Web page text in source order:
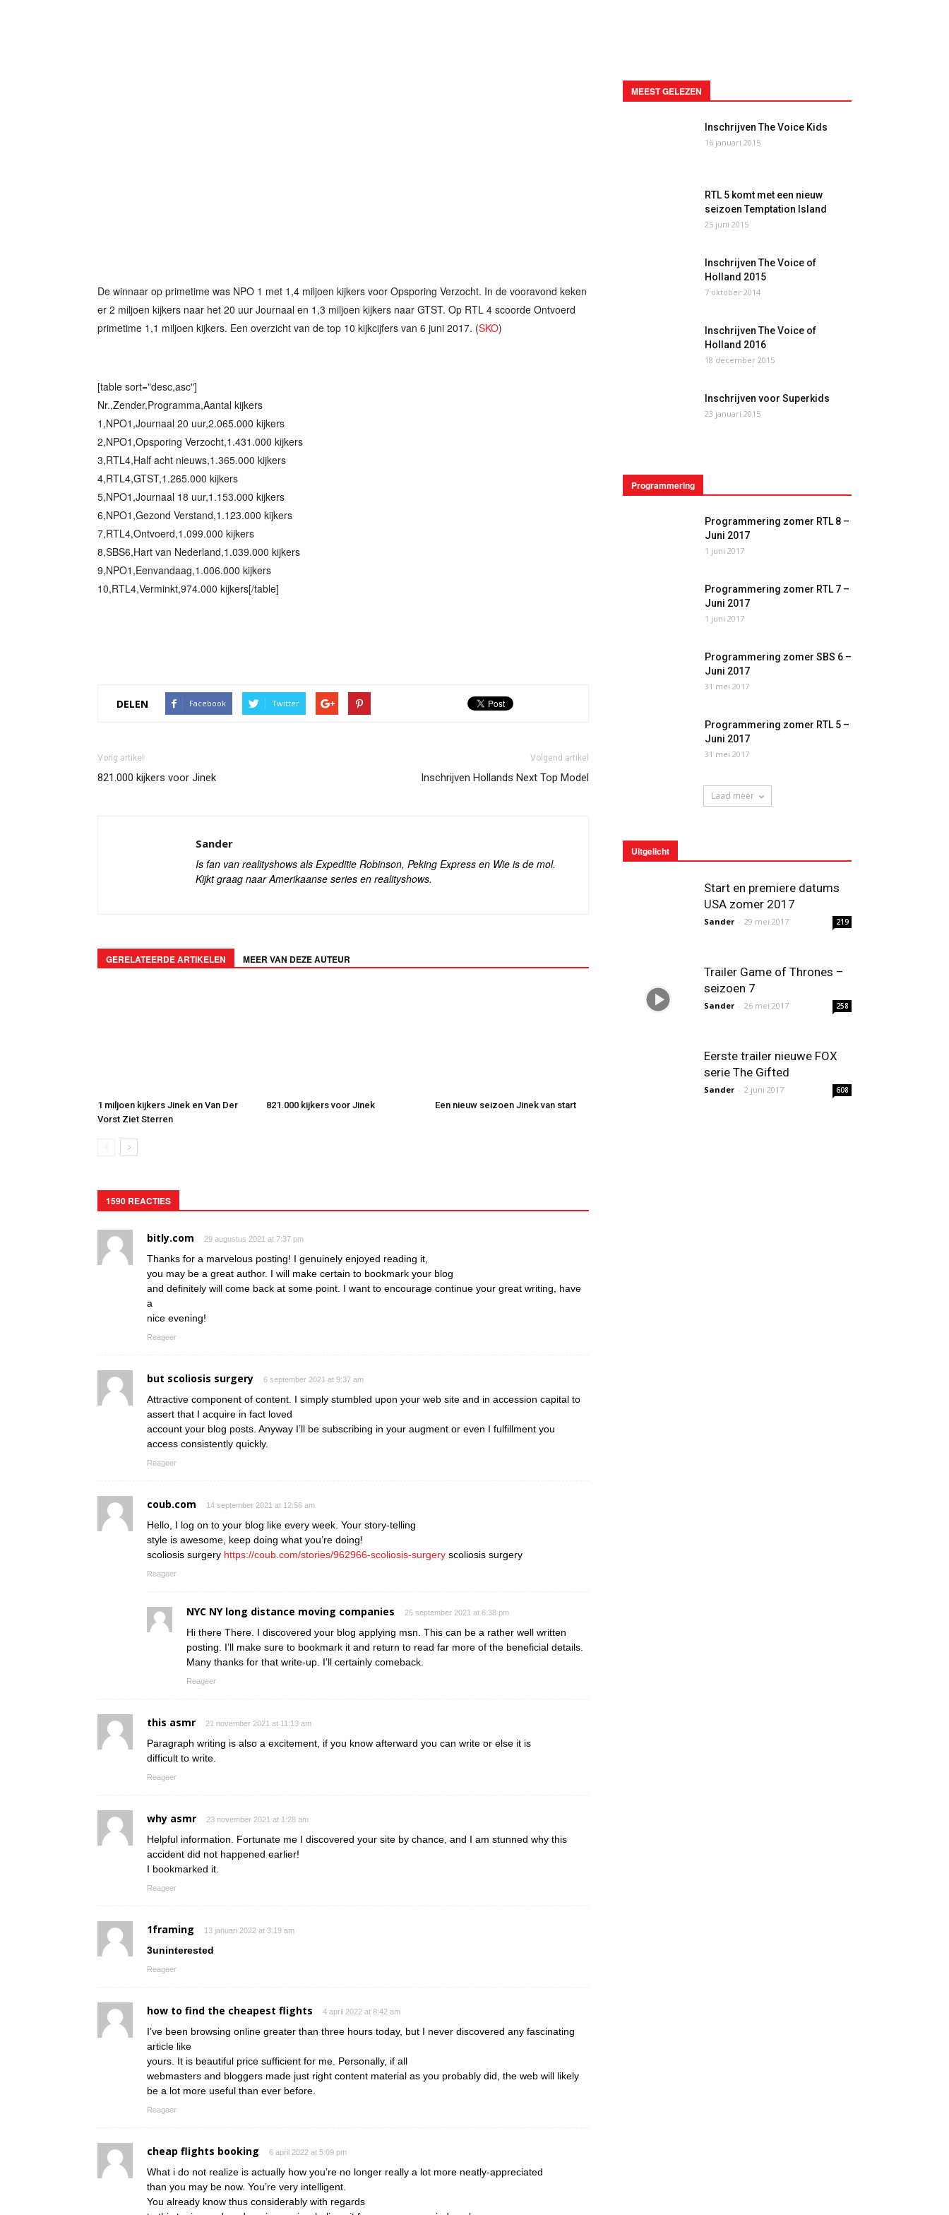
De winnaar op primetime was NPO 1 met 1,4 miljoen kijkers voor Opsporing Verzocht. In de vooravond keken
er 2 miljoen kijkers naar het 20 uur Journaal en 1,3 miljoen kijkers naar GTST. Op RTL 4 scoorde Ontvoerd
primetime 1,1 miljoen kijkers. Een overzicht van de top 10 kijkcijfers van 6 juni 2017. (SKO)
[table sort="desc,asc"]
Nr.,Zender,Programma,Aantal kijkers
1,NPO1,Journaal 20 uur,2.065.000 kijkers
2,NPO1,Opsporing Verzocht,1.431.000 kijkers
3,RTL4,Half acht nieuws,1.365.000 kijkers
4,RTL4,GTST,1.265.000 kijkers
5,NPO1,Journaal 18 uur,1.153.000 kijkers
6,NPO1,Gezond Verstand,1.123.000 kijkers
7,RTL4,Ontvoerd,1.099.000 kijkers
8,SBS6,Hart van Nederland,1.039.000 kijkers
9,NPO1,Eenvandaag,1.006.000 kijkers
10,RTL4,Verminkt,974.000 kijkers[/table]
DELEN Facebook Twitter
Vorig artikel
821.000 kijkers voor Jinek
Volgend artikel
Inschrijven Hollands Next Top Model
Sander
Is fan van realityshows als Expeditie Robinson, Peking Express en Wie is de mol.
Kijkt graag naar Amerikaanse series en realityshows.
GERELATEERDE ARTIKELEN MEER VAN DEZE AUTEUR
1 miljoen kijkers Jinek en Van Der
Vorst Ziet Sterren
821.000 kijkers voor Jinek Een nieuw seizoen Jinek van start
1590 REACTIES
bitly.com 29 augustus 2021 at 7:37 pm
Thanks for a marvelous posting! I genuinely enjoyed reading it,
you may be a great author. I will make certain to bookmark your blog
and definitely will come back at some point. I want to encourage continue your great writing, have
a
nice evening!
Reageer
but scoliosis surgery 6 september 2021 at 9:37 am
Attractive component of content. I simply stumbled upon your web site and in accession capital to
assert that I acquire in fact loved
account your blog posts. Anyway I’ll be subscribing in your augment or even I fulfillment you
access consistently quickly.
Reageer
coub.com 14 september 2021 at 12:56 am
Hello, I log on to your blog like every week. Your story-telling
style is awesome, keep doing what you’re doing!
scoliosis surgery https://coub.com/stories/962966-scoliosis-surgery scoliosis surgery
Reageer
NYC NY long distance moving companies 25 september 2021 at 6:38 pm
Hi there There. I discovered your blog applying msn. This can be a rather well written
posting. I’ll make sure to bookmark it and return to read far more of the beneficial details.
Many thanks for that write-up. I’ll certainly comeback.
Reageer
this asmr 21 november 2021 at 11:13 am
Paragraph writing is also a excitement, if you know afterward you can write or else it is
difficult to write.
Reageer
why asmr 23 november 2021 at 1:28 am
Helpful information. Fortunate me I discovered your site by chance, and I am stunned why this
accident did not happened earlier!
I bookmarked it.
Reageer
1framing 13 januari 2022 at 3:19 am
3uninterested
Reageer
how to find the cheapest flights 4 april 2022 at 8:42 am
I’ve been browsing online greater than three hours today, but I never discovered any fascinating
article like
yours. It is beautiful price sufficient for me. Personally, if all
webmasters and bloggers made just right content material as you probably did, the web will likely
be a lot more useful than ever before.
Reageer
cheap flights booking 6 april 2022 at 5:09 pm
What i do not realize is actually how you’re no longer really a lot more neatly-appreciated
than you may be now. You’re very intelligent.
You already know thus considerably with regards
MEEST GELEZEN
Inschrijven The Voice Kids
16 januari 2015
RTL 5 komt met een nieuw
seizoen Temptation Island
25 juni 2015
Inschrijven The Voice of
Holland 2015
7 oktober 2014
Inschrijven The Voice of
Holland 2016
18 december 2015
Inschrijven voor Superkids
23 januari 2015
Programmering
Programmering zomer RTL 8 –
Juni 2017
1 juni 2017
Programmering zomer RTL 7 –
Juni 2017
1 juni 2017
Programmering zomer SBS 6 –
Juni 2017
31 mei 2017
Programmering zomer RTL 5 –
Juni 2017
31 mei 2017
Laad meer
Uitgelicht
Start en premiere datums
USA zomer 2017
Sander - 29 mei 2017 219
Trailer Game of Thrones –
seizoen 7
Sander - 26 mei 2017 258
Eerste trailer nieuwe FOX
serie The Gifted
Sander - 2 juni 2017 608